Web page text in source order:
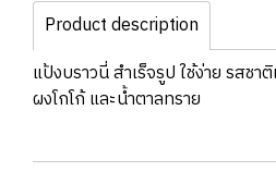
Product description
แป้งบราวนี่ สำเร็จรูป ใช้ง่าย รสช
ผงโกโก้ และน้ำตาลทราย